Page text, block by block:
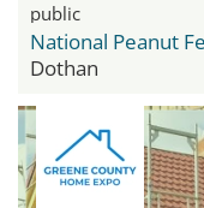
public
National Peanut
Dothan